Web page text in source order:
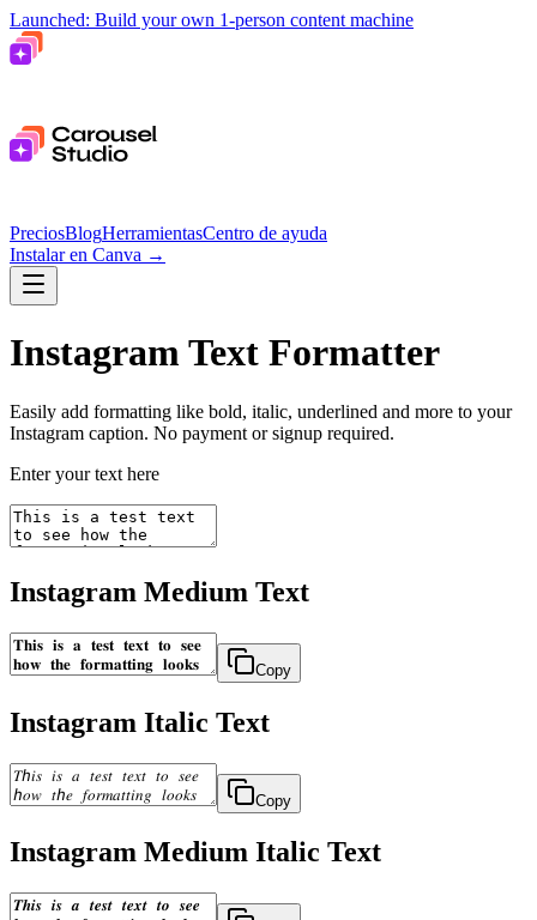
Launched: Build your own 1-person content machine
PreciosBlogHerramientasCentro de ayuda
Instalar en Canva →
Instagram Text Formatter
Easily add formatting like bold, italic, underlined and more to your
Instagram caption. No payment or signup required.
Enter your text here
Instagram Medium Text
Copy
Instagram Italic Text
Copy
Instagram Medium Italic Text